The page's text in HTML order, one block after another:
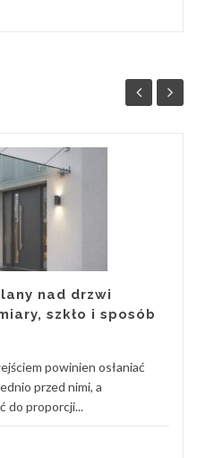
nad drzwi
szkło i sposób
powinien osłaniać
przed nimi, a
do proporcji...